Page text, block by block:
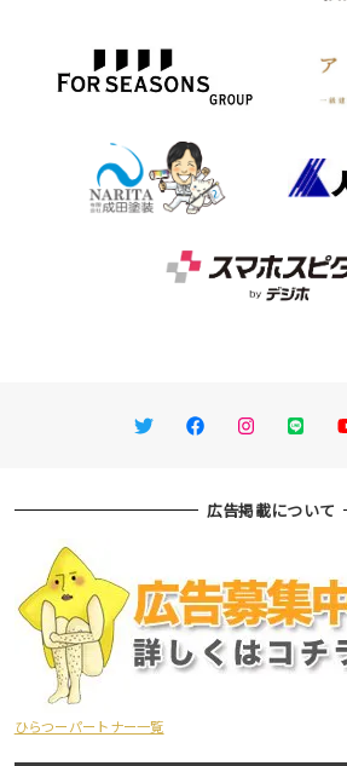
TwitterFacebookInstagram
LINE
広告掲載について
ひらつーパートナー一覧